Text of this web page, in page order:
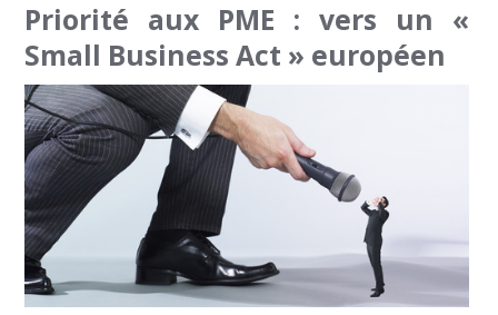
Priorité aux PME : vers un «
Small Business Act » européen